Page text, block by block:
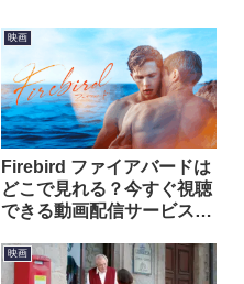
映画
Firebird ファイアバードは
どこで見れる？今すぐ視聴
できる動画配信サービスを
映画